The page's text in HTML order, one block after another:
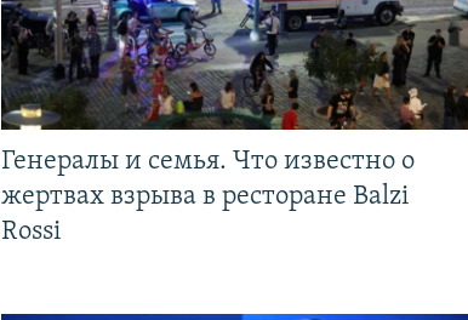
Генералы и семья. Что известно о
жертвах взрыва в ресторане Balzi
Rossi